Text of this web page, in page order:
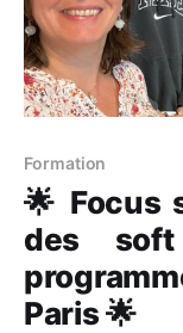
Formation
🌟 Focus
des
Paris 🌟